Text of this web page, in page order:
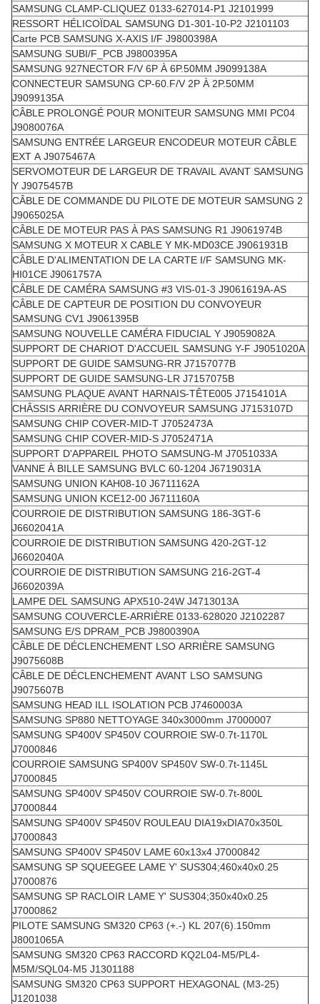
SAMSUNG CLAMP-CLIQUEZ 0133-627014-P1 J2101999
RESSORT HÉLICOÏDAL SAMSUNG D1-301-10-P2 J2101103
Carte PCB SAMSUNG X-AXIS I/F J9800398A
SAMSUNG SUBI/F_PCB J9800395A
SAMSUNG 927NECTOR F/V 6P À 6P.50MM J9099138A
CONNECTEUR SAMSUNG CP-60.F/V 2P À 2P.50MM
J9099135A
CÂBLE PROLONGÉ POUR MONITEUR SAMSUNG MMI PC04
J9080076A
SAMSUNG ENTRÉE LARGEUR ENCODEUR MOTEUR CÂBLE
EXT A J9075467A
SERVOMOTEUR DE LARGEUR DE TRAVAIL AVANT SAMSUNG
Y J9075457B
CÂBLE DE COMMANDE DU PILOTE DE MOTEUR SAMSUNG 2
J9065025A
CÂBLE DE MOTEUR PAS À PAS SAMSUNG R1 J9061974B
SAMSUNG X MOTEUR X CABLE Y MK-MD03CE J9061931B
CÂBLE D'ALIMENTATION DE LA CARTE I/F SAMSUNG MK-
HI01CE J9061757A
CÂBLE DE CAMÉRA SAMSUNG #3 VIS-01-3 J9061619A-AS
CÂBLE DE CAPTEUR DE POSITION DU CONVOYEUR
SAMSUNG CV1 J9061395B
SAMSUNG NOUVELLE CAMÉRA FIDUCIAL Y J9059082A
SUPPORT DE CHARIOT D'ACCUEIL SAMSUNG Y-F J9051020A
SUPPORT DE GUIDE SAMSUNG-RR J7157077B
SUPPORT DE GUIDE SAMSUNG-LR J7157075B
SAMSUNG PLAQUE AVANT HARNAIS-TÊTE005 J7154101A
CHÂSSIS ARRIÈRE DU CONVOYEUR SAMSUNG J7153107D
SAMSUNG CHIP COVER-MID-T J7052473A
SAMSUNG CHIP COVER-MID-S J7052471A
SUPPORT D'APPAREIL PHOTO SAMSUNG-M J7051033A
VANNE À BILLE SAMSUNG BVLC 60-1204 J6719031A
SAMSUNG UNION KAH08-10 J6711162A
SAMSUNG UNION KCE12-00 J6711160A
COURROIE DE DISTRIBUTION SAMSUNG 186-3GT-6
J6602041A
COURROIE DE DISTRIBUTION SAMSUNG 420-2GT-12
J6602040A
COURROIE DE DISTRIBUTION SAMSUNG 216-2GT-4
J6602039A
LAMPE DEL SAMSUNG APX510-24W J4713013A
SAMSUNG COUVERCLE-ARRIÈRE 0133-628020 J2102287
SAMSUNG E/S DPRAM_PCB J9800390A
CÂBLE DE DÉCLENCHEMENT LSO ARRIÈRE SAMSUNG
J9075608B
CÂBLE DE DÉCLENCHEMENT AVANT LSO SAMSUNG
J9075607B
SAMSUNG HEAD ILL ISOLATION PCB J7460003A
SAMSUNG SP880 NETTOYAGE 340x3000mm J7000007
SAMSUNG SP400V SP450V COURROIE SW-0.7t-1170L
J7000846
COURROIE SAMSUNG SP400V SP450V SW-0.7t-1145L
J7000845
SAMSUNG SP400V SP450V COURROIE SW-0.7t-800L
J7000844
SAMSUNG SP400V SP450V ROULEAU DIA19xDIA70x350L
J7000843
SAMSUNG SP400V SP450V LAME 60x13x4 J7000842
SAMSUNG SP SQUEEGEE LAME Y' SUS304;460x40x0.25
J7000876
SAMSUNG SP RACLOIR LAME Y' SUS304;350x40x0.25
J7000862
PILOTE SAMSUNG SM320 CP63 (+.-) KL 207(6).150mm
J8001065A
SAMSUNG SM320 CP63 RACCORD KQ2L04-M5/PL4-
M5M/SQL04-M5 J1301188
SAMSUNG SM320 CP63 SUPPORT HEXAGONAL (M3-25)
J1201038